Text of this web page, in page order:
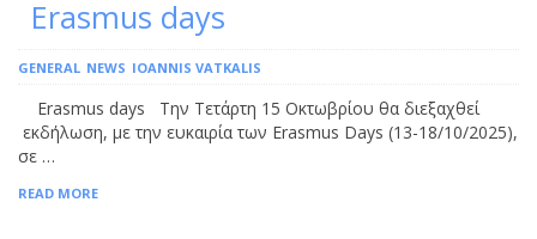
Erasmus days
GENERAL NEWS IOANNIS VATKALIS
Erasmus days Την Τετάρτη 15 Οκτωβρίου θα διεξαχθεί
εκδήλωση, με την ευκαιρία των Erasmus Days (13-18/10/2025),
σε …
READ MORE